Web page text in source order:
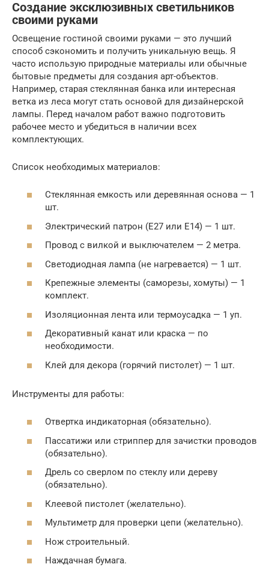
Создание эксклюзивных светильников
своими руками
Освещение гостиной своими руками — это лучший
способ сэкономить и получить уникальную вещь. Я
часто использую природные материалы или обычные
бытовые предметы для создания арт-объектов.
Например, старая стеклянная банка или интересная
ветка из леса могут стать основой для дизайнерской
лампы. Перед началом работ важно подготовить
рабочее место и убедиться в наличии всех
комплектующих.
Список необходимых материалов:
Стеклянная емкость или деревянная основа — 1
шт.
Электрический патрон (E27 или E14) — 1 шт.
Провод с вилкой и выключателем — 2 метра.
Светодиодная лампа (не нагревается) — 1 шт.
Крепежные элементы (саморезы, хомуты) — 1
комплект.
Изоляционная лента или термоусадка — 1 уп.
Декоративный канат или краска — по
необходимости.
Клей для декора (горячий пистолет) — 1 шт.
Инструменты для работы:
Отвертка индикаторная (обязательно).
Пассатижи или стриппер для зачистки проводов
(обязательно).
Дрель со сверлом по стеклу или дереву
(обязательно).
Клеевой пистолет (желательно).
Мультиметр для проверки цепи (желательно).
Нож строительный.
Наждачная бумага.